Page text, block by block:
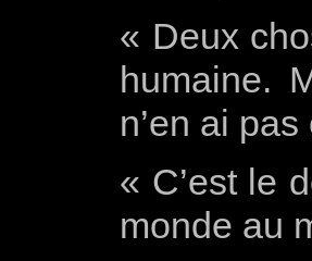
« Deux
humaine.
n’en ai
« C’est le
monde au